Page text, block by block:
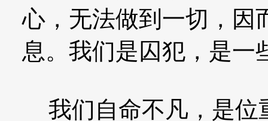
心，无法做到一切，因
息。我们是囚犯，是一
我们自命不凡，是位